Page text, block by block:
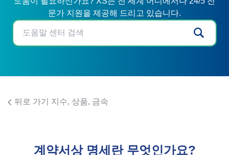
문가 지원을 제공해 드리고 있습니다.
뒤로 가기 지수, 상품, 금속
계약서상 명세란 무엇인가요?